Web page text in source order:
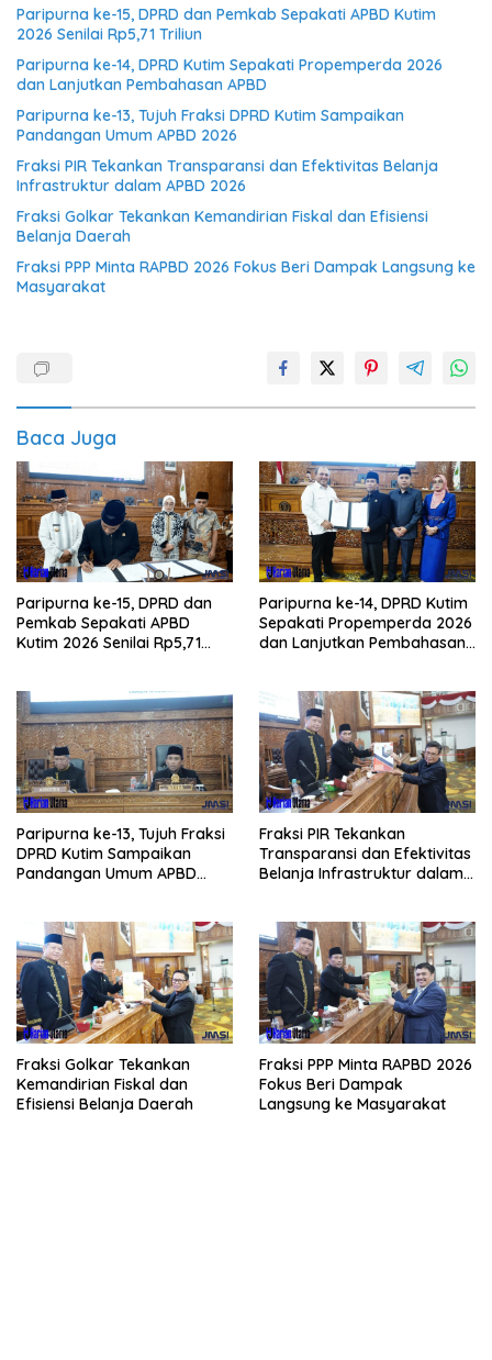
Paripurna ke-15, DPRD dan Pemkab Sepakati APBD Kutim
2026 Senilai Rp5,71 Triliun
Paripurna ke-14, DPRD Kutim Sepakati Propemperda 2026
dan Lanjutkan Pembahasan APBD
Paripurna ke-13, Tujuh Fraksi DPRD Kutim Sampaikan
Pandangan Umum APBD 2026
Fraksi PIR Tekankan Transparansi dan Efektivitas Belanja
Infrastruktur dalam APBD 2026
Fraksi Golkar Tekankan Kemandirian Fiskal dan Efisiensi
Belanja Daerah
Fraksi PPP Minta RAPBD 2026 Fokus Beri Dampak Langsung ke
Masyarakat
Baca Juga
Paripurna ke-15, DPRD dan
Pemkab Sepakati APBD
Kutim 2026 Senilai Rp5,71
Paripurna ke-14, DPRD Kutim
Sepakati Propemperda 2026
dan Lanjutkan Pembahasan
Paripurna ke-13, Tujuh Fraksi
DPRD Kutim Sampaikan
Pandangan Umum APBD
Fraksi PIR Tekankan
Transparansi dan Efektivitas
Belanja Infrastruktur dalam
Fraksi Golkar Tekankan
Kemandirian Fiskal dan
Efisiensi Belanja Daerah
Fraksi PPP Minta RAPBD 2026
Fokus Beri Dampak
Langsung ke Masyarakat